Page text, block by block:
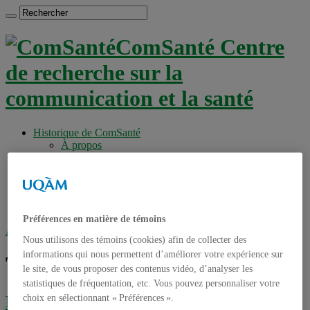
ComSanté Centre
de recherche sur la
communication et la santé
Historique de ComSanté
À propos
Chercheurs réguliers
Accueil
Tag archives :FluidSurveys
Réaliser un questionnaire en ligne : les
Préférences en matière de témoins
Nous utilisons des témoins (cookies) afin de collecter des
informations qui nous permettent d’améliorer votre expérience sur
le site, de vous proposer des contenus vidéo, d’analyser les
statistiques de fréquentation, etc. Vous pouvez personnaliser votre
choix en sélectionnant « Préférences ».